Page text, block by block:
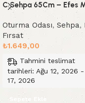
C Sehpa 65Cm – Efes
Oturma Odası, Sehpa,
Fırsat
₺1.649,00
Tahmini teslimat
tarihleri: Ağu 12, 2026 -
17, 2026
Sepete Ekle